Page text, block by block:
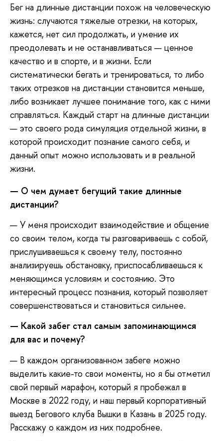
Бег на длинные дистанции похож на человеческую
жизнь: случаются тяжелые отрезки, на которых,
кажется, нет сил продолжать, и умение их
преодолевать и не останавливаться — ценное
качество и в спорте, и в жизни. Если
систематически бегать и тренироваться, то либо
таких отрезков на дистанции становится меньше,
либо возникает лучшее понимание того, как с ними
справляться. Каждый старт на длинные дистанции
— это своего рода симуляция отдельной жизни, в
которой происходит познание самого себя, и
данный опыт можно использовать и в реальной
жизни.
— О чем думает бегущий такие длинные
дистанции?
— У меня происходит взаимодействие и общение
со своим телом, когда ты разговариваешь с собой,
прислушиваешься к своему телу, постоянно
анализируешь обстановку, приспосабливаешься к
меняющимся условиям и состоянию. Это
интересный процесс познания, который позволяет
совершенствоваться и становиться сильнее.
— Какой забег стал самым запоминающимся
для вас и почему?
— В каждом организованном забеге можно
выделить какие-то свои моменты, но я бы отметил
свой первый марафон, который я пробежал в
Москве в 2022 году, и наш первый корпоративный
выезд Бегового клуба Вышки в Казань в 2025 году.
Расскажу о каждом из них подробнее.